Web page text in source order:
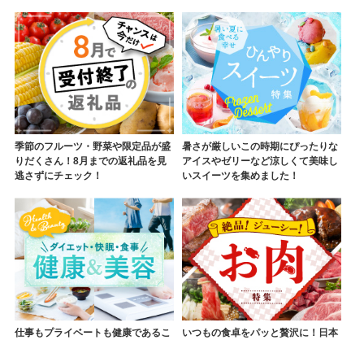
季節のフルーツ・野菜や限定品が盛
りだくさん！8月までの返礼品を見
逃さずにチェック！
暑さが厳しいこの時期にぴったりな
アイスやゼリーなど涼しくて美味し
いスイーツを集めました！
仕事もプライベートも健康であるこ
いつもの食卓をパッと贅沢に！日本